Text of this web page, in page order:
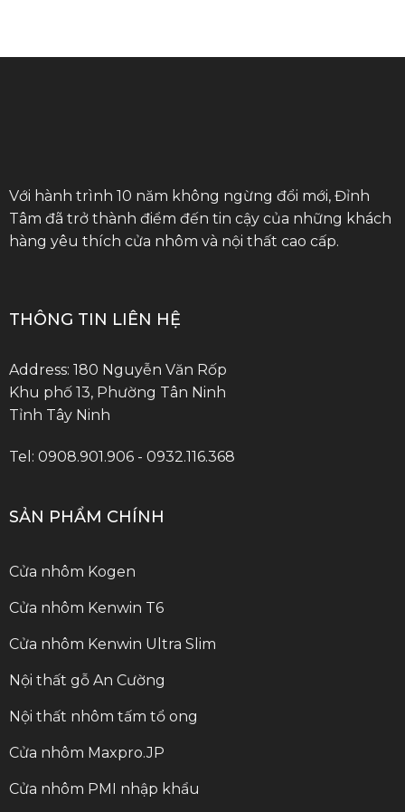
Với hành trình 10 năm không ngừng đổi mới, Đỉnh
Tâm đã trở thành điểm đến tin cậy của những khách
hàng yêu thích cửa nhôm và nội thất cao cấp.
THÔNG TIN LIÊN HỆ
Address: 180 Nguyễn Văn Rốp
Khu phố 13, Phường Tân Ninh
Tỉnh Tây Ninh
Tel: 0908.901.906 - 0932.116.368
SẢN PHẨM CHÍNH
Cửa nhôm Kogen
Cửa nhôm Kenwin T6
Cửa nhôm Kenwin Ultra Slim
Nội thất gỗ An Cường
Nội thất nhôm tấm tổ ong
Cửa nhôm Maxpro.JP
Cửa nhôm PMI nhập khẩu